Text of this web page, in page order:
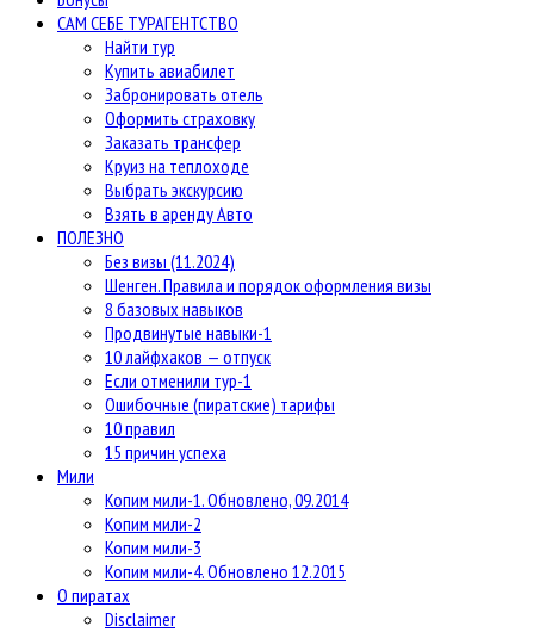
САМ СЕБЕ ТУРАГЕНТСТВО
Найти тур
Купить авиабилет
Забронировать отель
Оформить страховку
Заказать трансфер
Круиз на теплоходе
Выбрать экскурсию
Взять в аренду Авто
ПОЛЕЗНО
Без визы (11.2024)
Шенген. Правила и порядок оформления визы
8 базовых навыков
Продвинутые навыки-1
10 лайфхаков — отпуск
Если отменили тур-1
Ошибочные (пиратские) тарифы
10 правил
15 причин успеха
Мили
Копим мили-1. Обновлено, 09.2014
Копим мили-2
Копим мили-3
Копим мили-4. Обновлено 12.2015
О пиратах
Disclaimer